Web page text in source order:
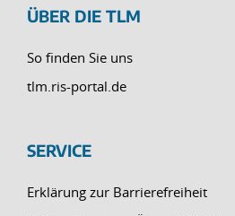
ÜBER DIE TLM
So finden Sie uns
tlm.ris-portal.de
SERVICE
Erklärung zur Barrierefreiheit